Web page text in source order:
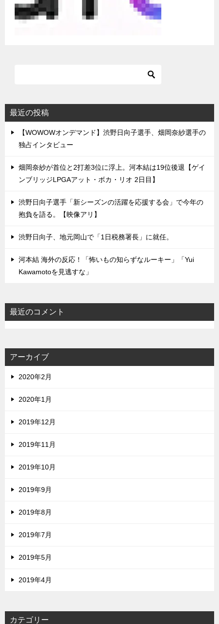
最近の投稿
【WOWOWオンデマンド】渋野日向子選手、畑岡奈紗選手の
独占インタビュー
畑岡奈紗が首位と2打差3位に浮上。河本結は19位後退【ゲイ
ンブリッジLPGAアット・ボカ・リオ 2日目】
渋野日向子選手「新シーズンの活躍を応援する会」で今年の
抱負を語る。【映像アリ】
渋野日向子、地元岡山で「1日税務署長」に就任。
河本結 海外の反応！「怖いもの知らずなルーキー」「Yui
Kawamotoを見逃すな」
最近のコメント
アーカイブ
2020年2月
2020年1月
2019年12月
2019年11月
2019年10月
2019年9月
2019年8月
2019年7月
2019年5月
2019年4月
カテゴリー